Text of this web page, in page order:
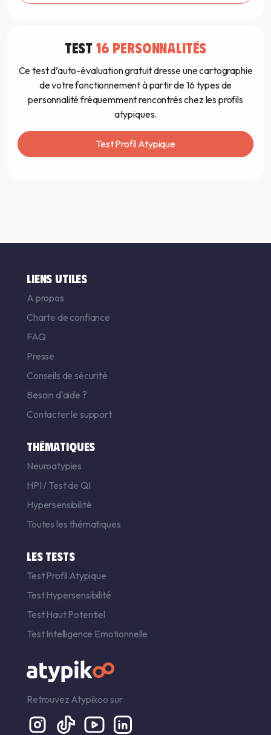
TEST 16 PERSONNALITÉS
Ce test d’auto-évaluation gratuit dresse une cartographie
de votre fonctionnement à partir de 16 types de
personnalité fréquemment rencontrés chez les profils
atypiques.
Test Profil Atypique
LIENS UTILES
A propos
Charte de confiance
FAQ
Presse
Conseils de sécurité
Besoin d'aide ?
Contacter le support
THÉMATIQUES
Neuroatypies
HPI / Test de QI
Hypersensibilité
Toutes les thématiques
LES TESTS
Test Profil Atypique
Test Hypersensibilité
Test Haut Potentiel
Test Intelligence Emotionnelle
Retrouvez Atypikoo sur